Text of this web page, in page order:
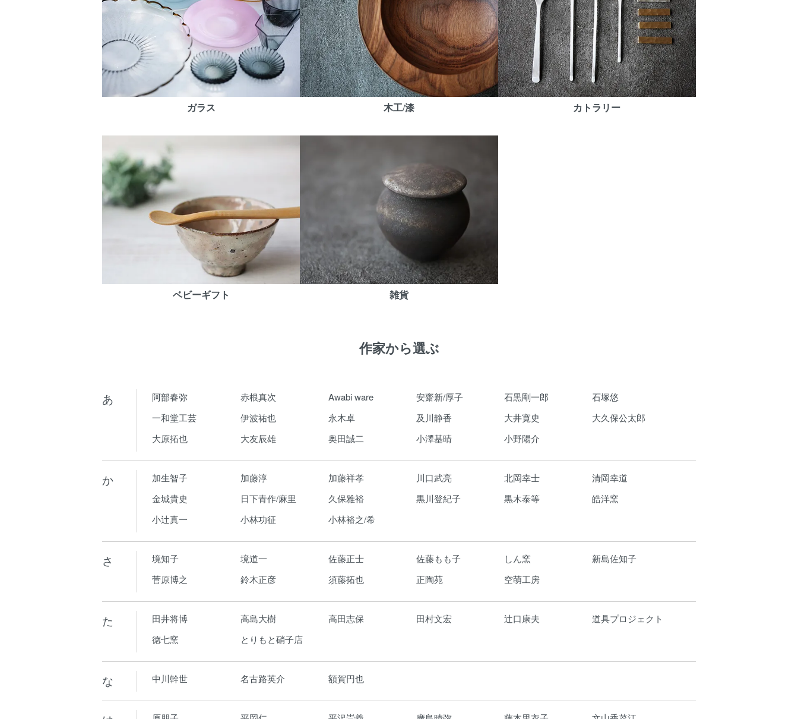
ガラス 木工/漆 カトラリー
ベビーギフト 雑貨
作家から選ぶ
あ 阿部春弥 赤根真次 Awabi ware 安齋新/厚子 石黒剛一郎
石塚悠
一和堂工芸
伊波祐也 永木卓 及川静香 大井寛史
大久保公太郎
大原拓也
大友辰雄 奥田誠二 小澤基晴 小野陽介
か 加生智子 加藤淳 加藤祥孝 川口武亮 北岡幸士
清岡幸道
金城貴史
日下青作/麻里 久保雅裕 黒川登紀子 黒木泰等
皓洋窯
小辻真一
小林功征 小林裕之/希
さ 境知子 境道一 佐藤正士 佐藤もも子 しん窯
新島佐知子
菅原博之
鈴木正彦 須藤拓也 正陶苑 空萌工房
た 田井将博 高島大樹 高田志保 田村文宏 辻口康夫
道具プロジェクト
徳七窯
とりもと硝子店
な 中川幹世 名古路英介 額賀円也